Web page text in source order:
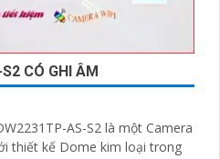
CÓ GHI ÂM
AS-S2 là một Camera
thiết kế Dome kim loại trong